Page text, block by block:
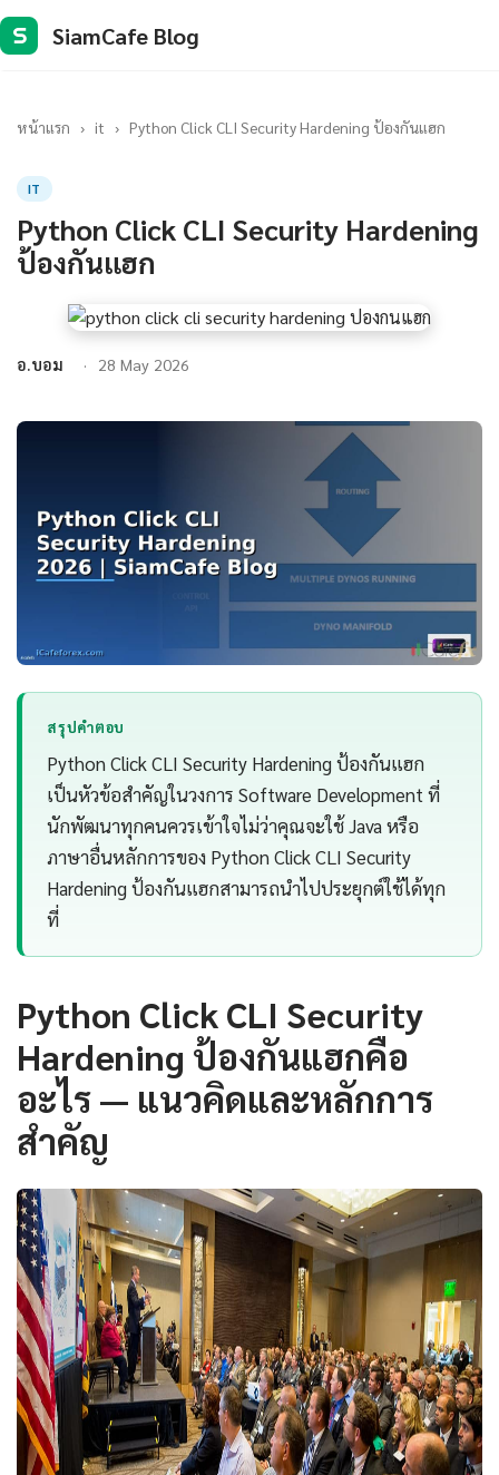
S SiamCafe Blog
หน้าแรก › it › Python Click CLI Security Hardening ป้องกันแฮก
IT
Python Click CLI Security Hardening
ป้องกันแฮก
อ.บอม 28 May 2026
สรุปคำตอบ
Python Click CLI Security Hardening ป้องกันแฮก
เป็นหัวข้อสำคัญในวงการ Software Development ที่
นักพัฒนาทุกคนควรเข้าใจไม่ว่าคุณจะใช้ Java หรือ
ภาษาอื่นหลักการของ Python Click CLI Security
Hardening ป้องกันแฮกสามารถนำไปประยุกต์ใช้ได้ทุก
ที่
Python Click CLI Security
Hardening ป้องกันแฮกคือ
อะไร — แนวคิดและหลักการ
สำคัญ